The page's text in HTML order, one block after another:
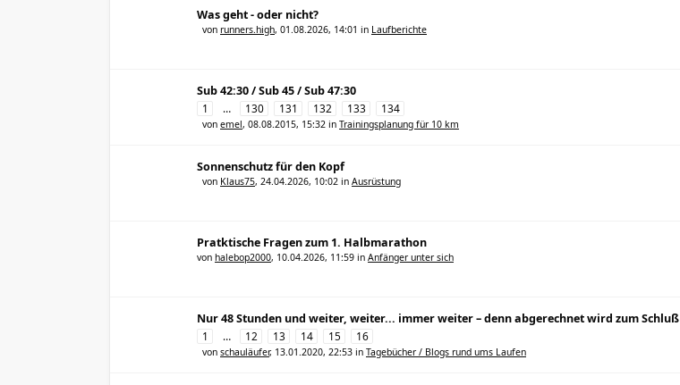
Was geht - oder nicht?
von runners.high, 01.08.2026, 14:01 in Laufberichte
Sub 42:30 / Sub 45 / Sub 47:30
1 … 130 131 132 133 134
von emel, 08.08.2015, 15:32 in Trainingsplanung für 10 km
Sonnenschutz für den Kopf
von Klaus75, 24.04.2026, 10:02 in Ausrüstung
Pratktische Fragen zum 1. Halbmarathon
von halebop2000, 10.04.2026, 11:59 in Anfänger unter sich
Nur 48 Stunden und weiter, weiter... immer weiter – denn abgerechnet wird zum Schluß
1 … 12 13 14 15 16
von schauläufer, 13.01.2020, 22:53 in Tagebücher / Blogs rund ums Laufen